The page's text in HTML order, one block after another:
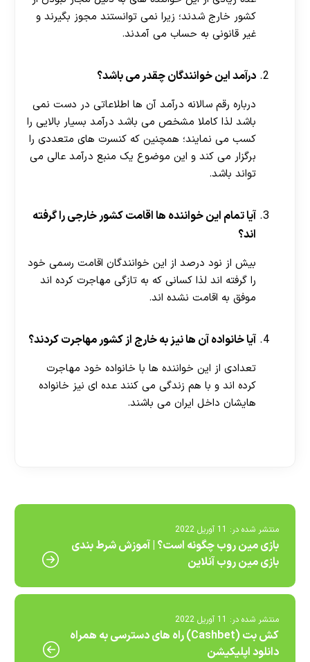
کشور خارج شدند؛ زیرا نمی توانستند مجوز بگیرند و
غیر قانونی به حساب می آمدند.
درآمد این خوانندگان چقدر می باشد؟
درباره رقم سالانه درآمد آن ها اطلاعاتی در دست نمی
باشد لذا کاملا مشخص می باشد درآمد بسیار بالایی را
کسب می نمایند؛ همچنین که کنسرت های متعددی را
برگزار می کند و این موضوع یک منبع درآمد عالی می
تواند باشد.
آیا تمام این خواننده ها اقامت کشور خارجی را گرفته
اند؟
بیش از نود درصد از این خوانندگان اقامت رسمی خود
را گرفته اند لذا کسانی که به تازگی مهاجرت کرده اند
موفق به اقامت نشده اند.
آیا خانواده آن ها نیز به خارج از کشور مهاجرت کردند؟
تعدادی از این خواننده ها با خانواده خود مهاجرت
کرده اند و با هم زندگی می کنند عده ای نیز خانواده
هایشان داخل ایران می باشند.
منتشر شده در: 11 آوریل 2022
بازی مین روب چگونه است؟ | آموزش شرط بندی
بازی مین روب آنلاین
منتشر شده در: 11 آوریل 2022
کش بت (Cashbet) راه های دسترسی به همراه
دانلود اپلیکیشن